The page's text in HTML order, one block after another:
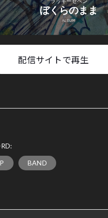
配信サイトで再生
BAND